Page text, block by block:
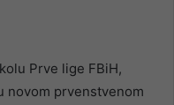
Prve lige FBiH,
novom prvenstvenom